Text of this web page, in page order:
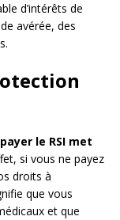
d’intérêts de
avérée, des
le RSI met
si vous ne payez
droits à
que vous
et que